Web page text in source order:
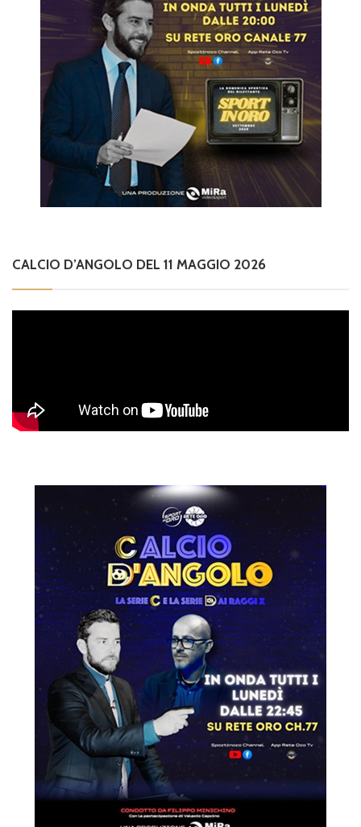
CALCIO D’ANGOLO DEL 11 MAGGIO 2026